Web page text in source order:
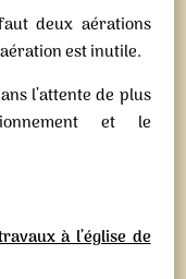
deux aérations
est inutile.
l’attente de plus
et le
à l’église de